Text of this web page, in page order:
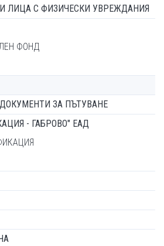
ЛИЦА С ФИЗИЧЕСКИ УВРЕЖДАНИЯ
ФОНД
ЗА ПЪТУВАНЕ
- ГАБРОВО" ЕАД